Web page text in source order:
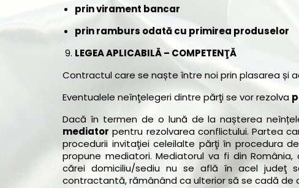
prin virament bancar
prin ramburs odată cu primirea produselor
LEGEA APLICABILĂ – COMPETENŢĂ
Contractul care se naște între noi prin plasarea și
Eventualele neînţelegeri dintre părţi se vor rezolva
Dacă în termen de o lună de la nașterea
mediator pentru rezolvarea conflictului. Partea
procedurii invitaţiei celeilalte părţi în procedura
propune mediatori. Mediatorul va fi din
cărei domiciliu/sediu nu se află în acel judeţ
contractantă, rămânând ca ulterior să se cadă de